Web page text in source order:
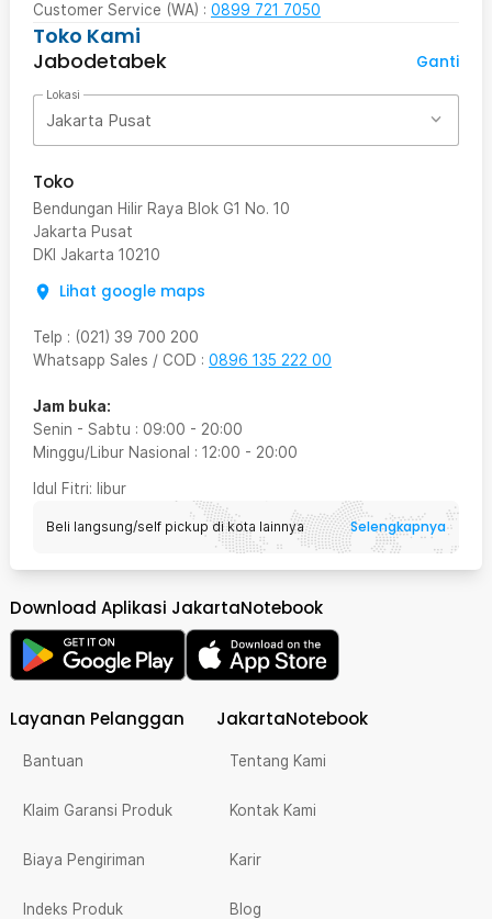
Customer Service (WA) : 0899 721 7050
Toko Kami
Jabodetabek
Ganti
Lokasi
Jakarta Pusat
Toko
Bendungan Hilir Raya Blok G1 No. 10
Jakarta Pusat
DKI Jakarta 10210
Lihat google maps
Telp : (021) 39 700 200
Whatsapp Sales / COD : 0896 135 222 00
Jam buka:
Senin - Sabtu : 09:00 - 20:00
Minggu/Libur Nasional : 12:00 - 20:00
Idul Fitri: libur
Beli langsung/self pickup di kota lainnya Selengkapnya
Download Aplikasi JakartaNotebook
Layanan Pelanggan
Bantuan
Klaim Garansi Produk
Biaya Pengiriman
Indeks Produk
JakartaNotebook
Tentang Kami
Kontak Kami
Karir
Blog